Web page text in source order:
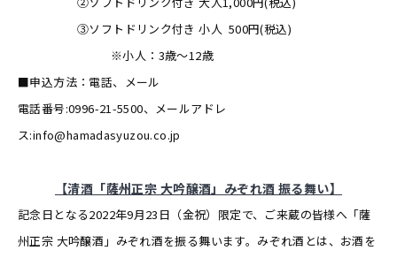
③ソフトドリンク付き 小人 500円(税込)
※小人：3歳～12歳
■申込方法：電話、メール
電話番号:0996-21-5500、メールアドレ
ス:info@hamadasyuzou.co.jp
【清酒「薩州正宗 大吟醸酒」みぞれ酒 振る舞い】
記念日となる2022年9月23日（金祝）限定で、ご来蔵の皆様へ「薩
州正宗 大吟醸酒」みぞれ酒を振る舞います。みぞれ酒とは、お酒を